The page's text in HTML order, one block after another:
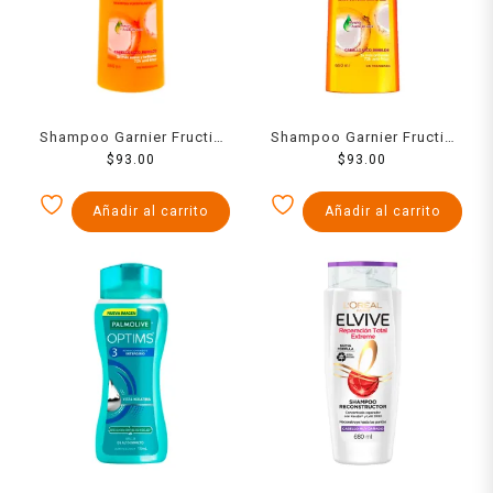
Shampoo Garnier Fructis
oil repair liso coco
650 ml
$ 93.00
Añadir al carrito
Shampoo Garnier Fructis
oil repair liso coco 650 ml
$ 93.00
Añadir al carrito